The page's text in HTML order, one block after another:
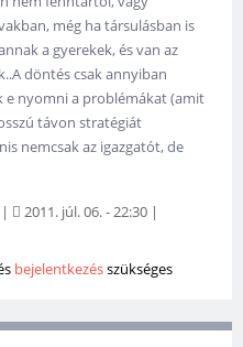
még ha társulásban is
a gyerekek, és van az
döntés csak annyiban
e nyomni a problémákat (amit
távon stratégiát
nemcsak az igazgatót, de
| 2011. júl. 06. - 22:30 |
bejelentkezésszükséges